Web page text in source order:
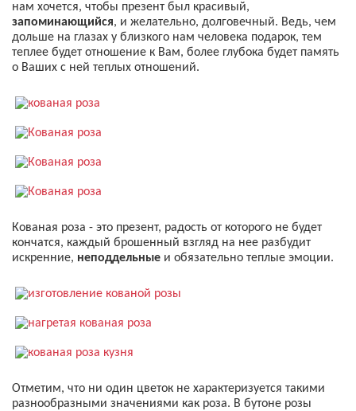
нам хочется, чтобы презент был красивый,
запоминающийся, и желательно, долговечный. Ведь, чем
дольше на глазах у близкого нам человека подарок, тем
теплее будет отношение к Вам, более глубока будет память
о Ваших с ней теплых отношений.
Кованая роза - это презент, радость от которого не будет
кончатся, каждый брошенный взгляд на нее разбудит
искренние, неподдельные и обязательно теплые эмоции.
Отметим, что ни один цветок не характеризуется такими
разнообразными значениями как роза. В бутоне розы